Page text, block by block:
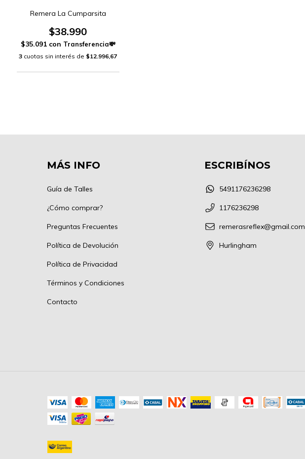
Remera La Cumparsita
$38.990
$35.091 con
3 cuotas sin interés de $12.996,67
MÁS INFO
Guía de Talles
¿Cómo comprar?
Preguntas Frecuentes
Política de Devolución
Política de Privacidad
Términos y Condiciones
Contacto
ESCRIBÍNOS
5491176236298
1176236298
remerasreflex@gmail.com
Hurlingham